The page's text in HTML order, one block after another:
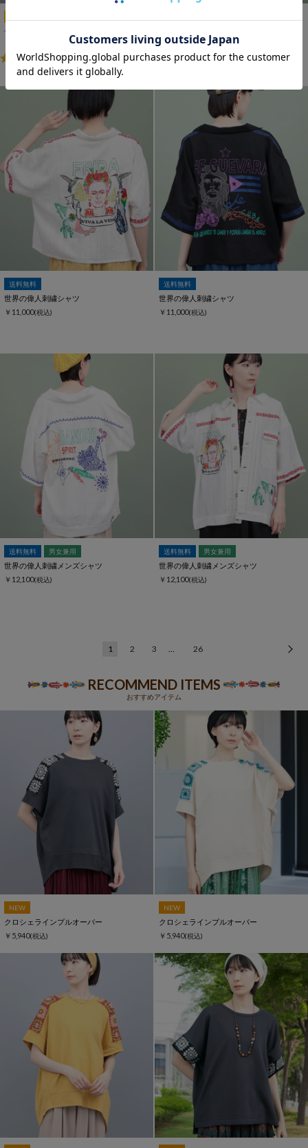
チビカチナプリントTシャツ
5.0（4）
￥11,000(税込)
送料無料
世界の偉人刺繍シャツ
￥11,000(税込)
送料無料
世界の偉人刺繍シャツ
￥11,000(税込)
送料無料 男女兼用
世界の偉人刺繍メンズシャツ
￥12,100(税込)
送料無料 男女兼用
世界の偉人刺繍メンズシャツ
￥12,100(税込)
1 2 3 26
RECOMMEND ITEMS
おすすめアイテム
NEW
クロシェラインプルオーバー
￥5,940(税込)
NEW
クロシェラインプルオーバー
￥5,940(税込)